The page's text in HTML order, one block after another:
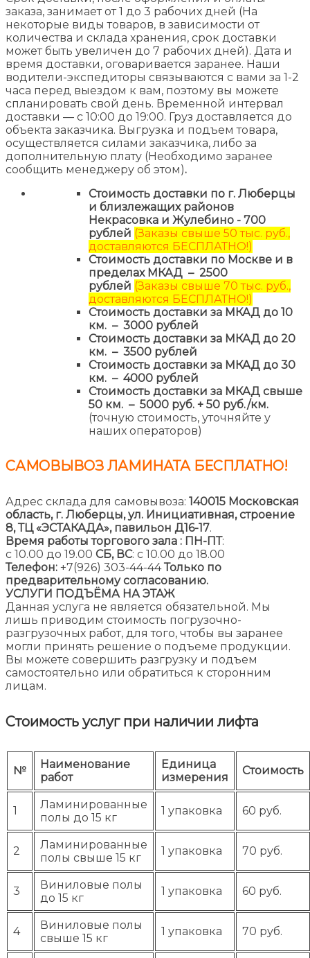
заказа, занимает от 1 до 3 рабочих дней (На
некоторые виды товаров, в зависимости от
количества и склада хранения, срок доставки
может быть увеличен до 7 рабочих дней). Дата и
время доставки, оговаривается заранее. Наши
водители-экспедиторы связываются с вами за 1-2
часа перед выездом к вам, поэтому вы можете
спланировать свой день. Временной интервал
доставки — с 10:00 до 19:00. Груз доставляется до
объекта заказчика. Выгрузка и подъем товара,
осуществляется силами заказчика, либо за
дополнительную плату (Необходимо заранее
сообщить менеджеру об этом).
Стоимость доставки по г. Люберцы
и близлежащих районов
Некрасовка и Жулебино - 700
рублей (Заказы свыше 50 тыс. руб.,
доставляются БЕСПЛАТНО!)
Стоимость доставки по Москве и в
пределах МКАД – 2500
рублей (Заказы свыше 70 тыс. руб.,
доставляются БЕСПЛАТНО!)
Стоимость доставки за МКАД до 10
км. – 3000 рублей
Стоимость доставки за МКАД до 20
км. – 3500 рублей
Стоимость доставки за МКАД до 30
км. – 4000 рублей
Стоимость доставки за МКАД свыше
50 км. – 5000 руб. + 50 руб./км.
(точную стоимость, уточняйте у
наших операторов)
САМОВЫВОЗ ЛАМИНАТА БЕСПЛАТНО!
Адрес склада для самовывоза: 140015 Московская
область, г. Люберцы, ул. Инициативная, строение
8, ТЦ «ЭСТАКАДА», павильон Д16-17.
Время работы торгового зала : ПН-ПТ:
с 10.00 до 19.00 СБ, ВС: с 10.00 до 18.00
Телефон: +7(926) 303-44-44Только по
предварительному согласованию.
УСЛУГИ ПОДЪЁМА НА ЭТАЖ
Данная услуга не является обязательной. Мы
лишь приводим стоимость погрузочно-
разгрузочных работ, для того, чтобы вы заранее
могли принять решение о подъеме продукции.
Вы можете совершить разгрузку и подъем
самостоятельно или обратиться к сторонним
лицам.
Стоимость услуг при наличии лифта
№
Наименование
работ
Единица
измерения
Стоимость
1
Ламинированные
полы до 15 кг
1 упаковка 60 руб.
2
Ламинированные
полы свыше 15 кг
1 упаковка 70 руб.
3
Виниловые полы
до 15 кг
1 упаковка 60 руб.
4
Виниловые полы
свыше 15 кг
1 упаковка 70 руб.